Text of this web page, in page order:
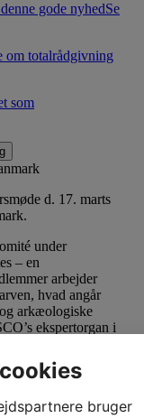
gode nyhedSe
om totalrådgivning
som
d. 17. marts
under
– en
arbejder
hvad angår
arkæologiske
ekspertorgan i
forhold til
optaget på
Roskilde
Christiansfeld,
på Grønland.
bruger